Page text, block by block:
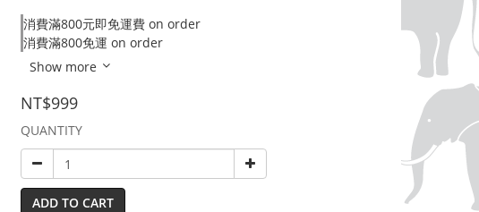
消費滿800元即免運費 on order
消費滿800免運 on order
Show more
NT$999
QUANTITY
ADD TO CART